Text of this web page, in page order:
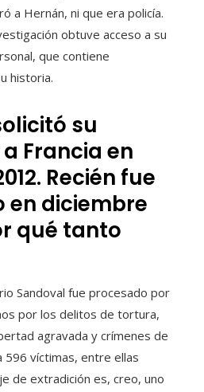
a Hernán, ni que era policía.
obtuve acceso a su
que contiene
historia.
su
Francia en
Recién fue
diciembre
qué tanto
Sandoval fue procesado por
por los delitos de tortura,
agravada y crímenes de
596 víctimas, entre ellas
de extradición es, creo, uno